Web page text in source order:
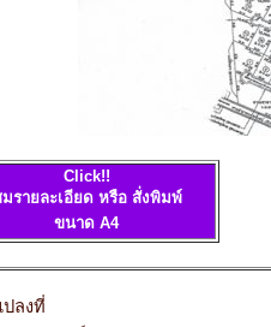
Click!!
รายละเอียด หรือ สั่งพิมพ์
ขนาด A4
ปลงที่